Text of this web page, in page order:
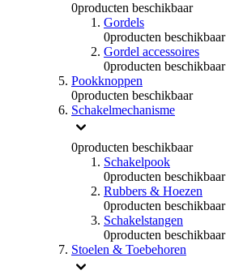
0producten beschikbaar
Gordels
0producten beschikbaar
Gordel accessoires
0producten beschikbaar
Pookknoppen
0producten beschikbaar
Schakelmechanisme
0producten beschikbaar
Schakelpook
0producten beschikbaar
Rubbers & Hoezen
0producten beschikbaar
Schakelstangen
0producten beschikbaar
Stoelen & Toebehoren